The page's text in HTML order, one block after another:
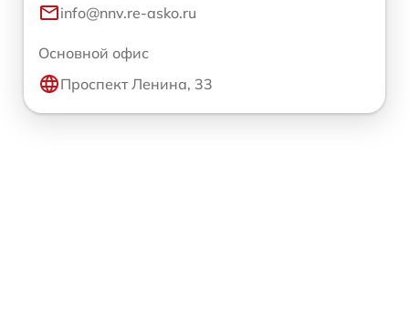
info@nnv.re-asko.ru
Основной офис
Проспект Ленина, 33